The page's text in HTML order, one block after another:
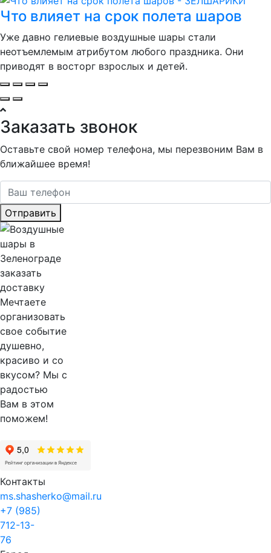
Что влияет на срок полета шаров
Уже давно гелиевые воздушные шары стали
неотъемлемым атрибутом любого праздника. Они
приводят в восторг взрослых и детей.
Заказать звонок
Оставьте свой номер телефона, мы перезвоним Вам в
ближайшее время!
Отправить
Мечтаете
организовать
свое событие
душевно,
красиво и со
вкусом? Мы с
радостью
Вам в этом
поможем!
Контакты
ms.shasherko@mail.ru
+7 (985)
712-13-
76